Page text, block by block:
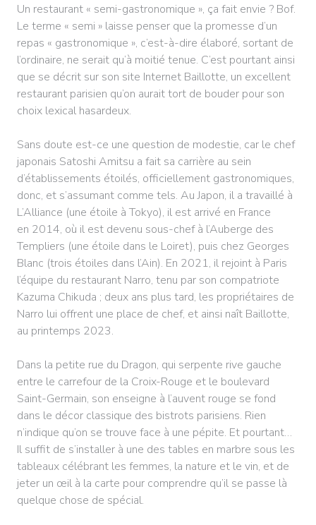
Un restaurant « semi-gastronomique », ça fait envie ? Bof.
Le terme « semi » laisse penser que la promesse d’un
repas « gastronomique », c’est-à-dire élaboré, sortant de
l’ordinaire, ne serait qu’à moitié tenue. C’est pourtant ainsi
que se décrit sur son site Internet Baillotte, un excellent
restaurant parisien qu’on aurait tort de bouder pour son
choix lexical hasardeux.
Sans doute est-ce une question de modestie, car le chef
japonais Satoshi Amitsu a fait sa carrière au sein
d’établissements étoilés, officiellement gastronomiques,
donc, et s’assumant comme tels. Au Japon, il a travaillé à
L’Alliance (une étoile à Tokyo), il est arrivé en France
en 2014, où il est devenu sous-chef à l’Auberge des
Templiers (une étoile dans le Loiret), puis chez Georges
Blanc (trois étoiles dans l’Ain). En 2021, il rejoint à Paris
l’équipe du restaurant Narro, tenu par son compatriote
Kazuma Chikuda ; deux ans plus tard, les propriétaires de
Narro lui offrent une place de chef, et ainsi naît Baillotte,
au printemps 2023.
Dans la petite rue du Dragon, qui serpente rive gauche
entre le carrefour de la Croix-Rouge et le boulevard
Saint-Germain, son enseigne à l’auvent rouge se fond
dans le décor ­classique des bistrots parisiens. Rien
n’indique qu’on se trouve face à une pépite. Et pourtant…
Il suffit de s’installer à une des tables en marbre sous les
tableaux célébrant les femmes, la nature et le vin, et de
jeter un œil à la carte pour comprendre qu’il se passe là
quelque chose de spécial.